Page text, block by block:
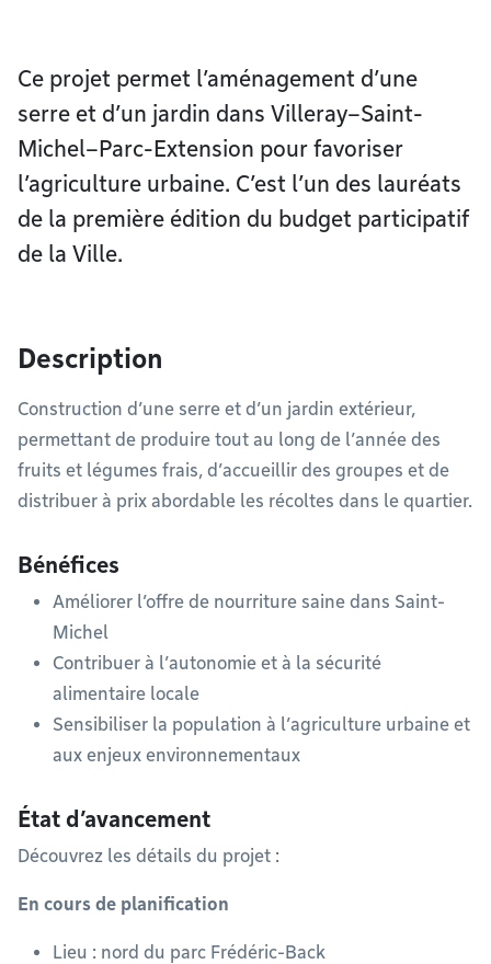
Ce projet permet l’aménagement d’une
serre et d’un jardin dans Villeray–Saint-
Michel–Parc-Extension pour favoriser
l’agriculture urbaine. C’est l’un des lauréats
de la première édition du budget participatif
de la Ville.
Description
Construction d’une serre et d’un jardin extérieur,
permettant de produire tout au long de l’année des
fruits et légumes frais, d’accueillir des groupes et de
distribuer à prix abordable les récoltes dans le quartier.
Bénéfices
Améliorer l’offre de nourriture saine dans Saint-
Michel
Contribuer à l’autonomie et à la sécurité
alimentaire locale
Sensibiliser la population à l’agriculture urbaine et
aux enjeux environnementaux
État d’avancement
Découvrez les détails du projet :
En cours de planification
Lieu : nord du parc Frédéric-Back